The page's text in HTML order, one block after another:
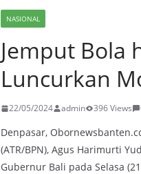
NASIONAL
Jemput Bola
Luncurkan
22/05/2024 admin 396 Views
Denpasar,
(ATR/BPN), Agus Harimurti
Gubernur Bali pada Selasa